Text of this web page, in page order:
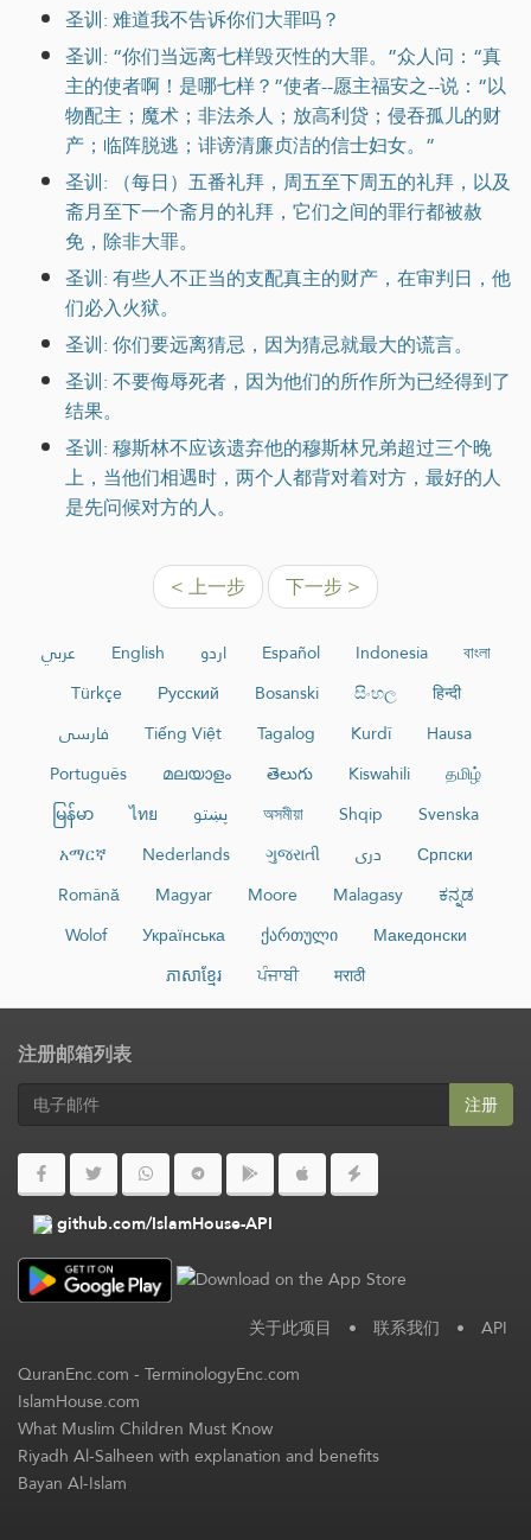
圣训: 难道我不告诉你们大罪吗？
圣训: “你们当远离七样毁灭性的大罪。”众人问：“真
主的使者啊！是哪七样？”使者--愿主福安之--说：“以
物配主；魔术；非法杀人；放高利贷；侵吞孤儿的财
产；临阵脱逃；诽谤清廉贞洁的信士妇女。”
圣训: （每日）五番礼拜，周五至下周五的礼拜，以及
斋月至下一个斋月的礼拜，它们之间的罪行都被赦
免，除非大罪。
圣训: 有些人不正当的支配真主的财产，在审判日，他
们必入火狱。
圣训: 你们要远离猜忌，因为猜忌就最大的谎言。
圣训: 不要侮辱死者，因为他们的所作所为已经得到了
结果。
圣训: 穆斯林不应该遗弃他的穆斯林兄弟超过三个晚
上，当他们相遇时，两个人都背对着对方，最好的人
是先问候对方的人。
< 上一步 下一步 >
عربي English اردو Español Indonesia
বাংলা
Türkçe
Русский Bosanski සිංහල
हिन्दी
فارسی
Tiếng Việt Tagalog Kurdî
Hausa
Português
മലയാളം తెలుగు Kiswahili
தமிழ்
မြန်မာ
ไทย پښتو অসমীয়া Shqip
Svenska
አማርኛ
Nederlands ગુજરાતી دری
Српски
Română
Magyar Moore Malagasy
ಕನ್ನಡ
Wolof
Українська ქართული
Македонски
ភាសាខ្មែរ
ਪੰਜਾਬੀ मराठी
注册邮箱列表
注册
github.com/IslamHouse-API
关于此项目 • 联系我们 • API
QuranEnc.com-TerminologyEnc.com
IslamHouse.com
What Muslim Children Must Know
Riyadh Al-Salheen with explanation and benefits
Bayan Al-Islam